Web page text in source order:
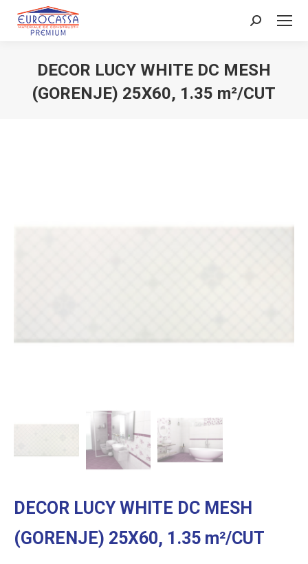
Search:
DECOR LUCY WHITE DC MESH
(GORENJE) 25X60, 1.35 m²/CUT
DECOR LUCY WHITE DC MESH
(GORENJE) 25X60, 1.35 m²/CUT